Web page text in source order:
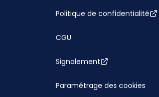
Politique de confidentialité
CGU
Signalement
Paramétrage des cookies